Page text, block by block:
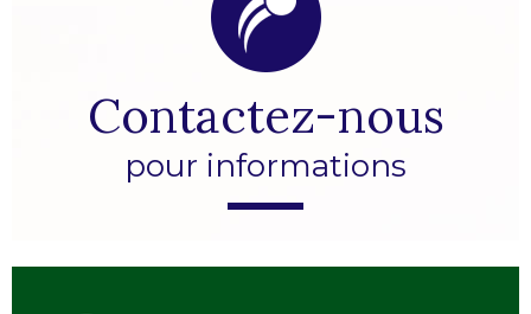
Contactez-nous
pour informations